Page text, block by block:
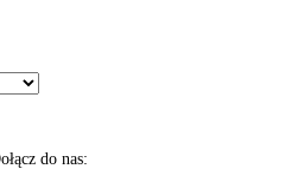
do nas: